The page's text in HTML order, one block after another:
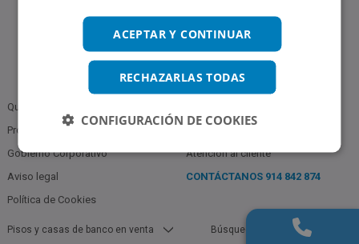
Quiénes somos
Profesionales
Gobierno Corporativo
Aviso legal
Política de Cookies
Atención al cliente
CONTÁCTANOS 914 842 874
Pisos y casas de banco en venta Búsquedas populares
ACEPTAR Y CONTINUAR
RECHAZARLAS TODAS
CONFIGURACIÓN DE COOKIES